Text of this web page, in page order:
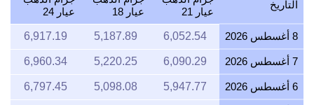
التاريخ
عيار 21
عيار 18
عيار 24
8 أغسطس 2026 6,052.54
5,187.89
6,917.19
7 أغسطس 2026 6,090.29
5,220.25
6,960.34
6 أغسطس 2026 5,947.77
5,098.08
6,797.45